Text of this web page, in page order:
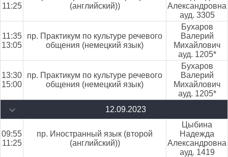
11:25
(английский))
Александровна
ауд. 3305
11:35
13:05
пр. Практикум по культуре речевого
общения (немецкий язык)
Бухаров
Валерий
Михайлович
ауд. 1205*
13:30
15:00
пр. Практикум по культуре речевого
общения (немецкий язык)
Бухаров
Валерий
Михайлович
ауд. 1205*
12.09.2023
09:55
11:25
пр. Иностранный язык (второй
(английский))
Цыбина
Надежда
Александровна
ауд. 1419